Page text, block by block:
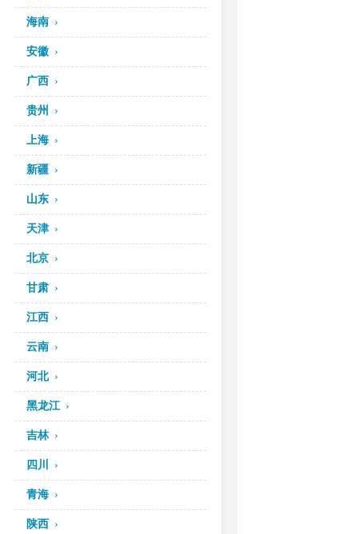
海南
安徽
广西
贵州
上海
新疆
山东
天津
北京
甘肃
江西
云南
河北
黑龙江
吉林
四川
青海
陕西